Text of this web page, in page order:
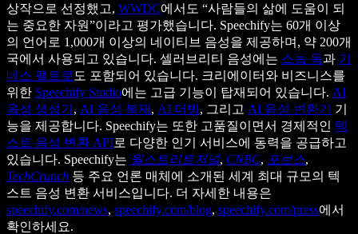
상작으로 선정했고, WWDC에서도 “사람들의 삶에 도움이 되
는 중요한 자원”이라고 평가했습니다. Speechify는 60개 이상
의 언어로 1,000개 이상의 네이티브 음성을 제공하며, 약 200개
국에서 사용되고 있습니다. 셀러브리티 음성에는 스눕 독과 기
네스 팰트로 도 포함되어 있습니다. 크리에이터와 비즈니스를
위한 Speechify Studio에는 고급 기능이 탑재되어 있습니다. AI
음성 생성기 , AI 음성 복제 , AI 더빙, 그리고 AI 음성 변환기
기
능을 제공합니다. Speechify는 또한 고품질이면서 경제적인 텍
스트 음성 변환 API로 다양한 인기 서비스에 동력을 공급하고
있습니다. Speechify는 월스트리트저널, CNBC, 포브스,
TechCrunch 등 주요 언론 매체에 소개된 세계 최대 규모의 텍
스트 음성 변환 서비스입니다. 더 자세한 내용은
speechify.com/news, speechify.com/blog, speechify.com/press에서
확인하세요.